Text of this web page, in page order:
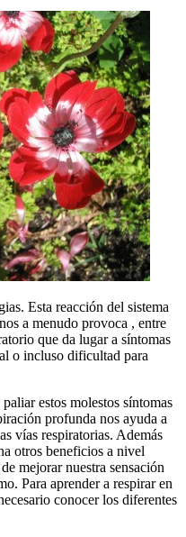
Esta reacción del sistema
a menudo provoca , entre
que da lugar a síntomas
o incluso dificultad para
estos molestos síntomas
profunda nos ayuda a
vías respiratorias. Además
otros beneficios a nivel
mejorar nuestra sensación
Para aprender a respirar en
conocer los diferentes